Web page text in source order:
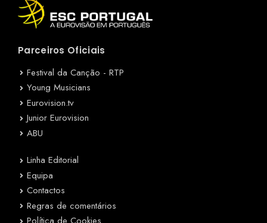
Parceiros Oficiais
Festival da Canção - RTP
Young Musicians
Eurovision.tv
Junior Eurovision
ABU
Linha Editorial
Equipa
Contactos
Regras de comentários